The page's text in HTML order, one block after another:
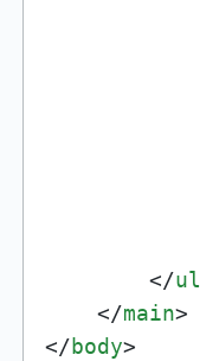
</ul
</main>
</body>